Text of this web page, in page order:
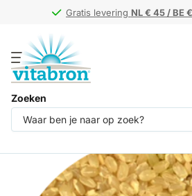
Gratis levering NL € 45 / BE
Gratis levering NL € 45 / BE
Zoeken